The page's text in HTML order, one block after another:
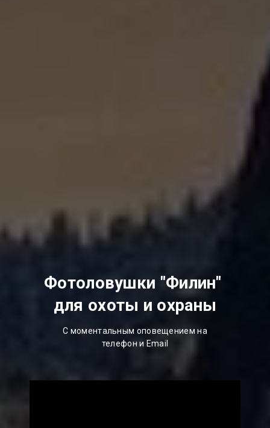
Фотоловушки "Филин"
для охоты и охраны
С моментальным оповещением на
телефон и Email